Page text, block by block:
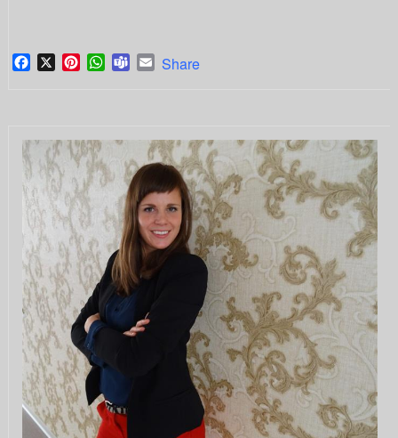
Facebook
X PinterestWhatsApp
TeamsEmail
Share